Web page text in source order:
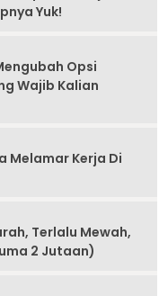
Yuk!
Opsi
Wajib Kalian
Melamar Kerja Di
Terlalu Mewah,
2 Jutaan)